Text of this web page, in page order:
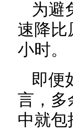
为避
速降比
小时。
即便
言，多
中就包